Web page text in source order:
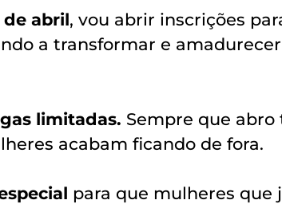
de abril, vou abrir inscrições
a transformar e
limitadas. Sempre que
acabam ficando de fora.
para que mulheres que